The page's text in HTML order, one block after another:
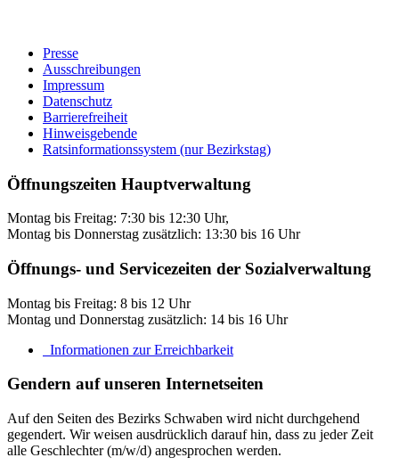
Presse
Ausschreibungen
Impressum
Datenschutz
Barrierefreiheit
Hinweisgebende
Ratsinformationssystem (nur Bezirkstag)
Öffnungszeiten Hauptverwaltung
Montag bis Freitag: 7:30 bis 12:30 Uhr,
Montag bis Donnerstag zusätzlich: 13:30 bis 16 Uhr
Öffnungs- und Servicezeiten der Sozialverwaltung
Montag bis Freitag: 8 bis 12 Uhr
Montag und Donnerstag zusätzlich: 14 bis 16 Uhr
Informationen zur Erreichbarkeit
Gendern auf unseren Internetseiten
Auf den Seiten des Bezirks Schwaben wird nicht durchgehend
gegendert. Wir weisen ausdrücklich darauf hin, dass zu jeder Zeit
alle Geschlechter (m/w/d) angesprochen werden.